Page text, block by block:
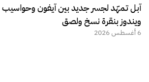
آبل تمهّد لجسر جديد بين آيفون وحواسيب
ويندوز بنقرة نسخ ولصق
6 أغسطس 2026